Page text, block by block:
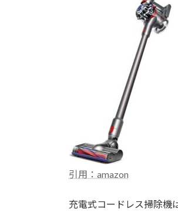
引用：amazon
充電式コードレス掃除機